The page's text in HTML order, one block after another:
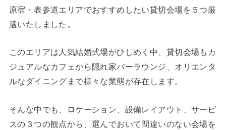
原宿・表参道エリアでおすすめしたい貸切会場を５つ厳
選いたしました。
このエリアは人気結婚式場がひしめく中、貸切会場もカ
ジュアルなカフェから隠れ家バーラウンジ、オリエンタ
ルなダイニングまで様々な業態が存在します。
そんな中でも、ロケーション、設備レイアウト、サービ
スの３つの観点から、選んでおいて間違いのない会場を